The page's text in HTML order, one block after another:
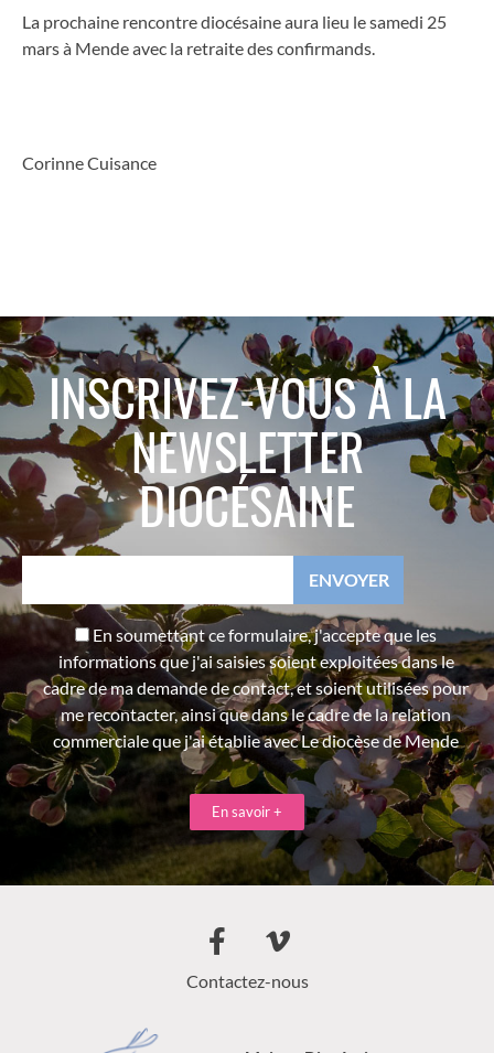
La prochaine rencontre diocésaine aura lieu le samedi 25
mars à Mende avec la retraite des confirmands.
Corinne Cuisance
INSCRIVEZ-VOUS À LA
NEWSLETTER
DIOCÉSAINE
En soumettant ce formulaire, j'accepte que les
informations que j'ai saisies soient exploitées dans le
cadre de ma demande de contact, et soient utilisées pour
me recontacter, ainsi que dans le cadre de la relation
commerciale que j'ai établie avec Le diocèse de Mende
En savoir +
Contactez-nous